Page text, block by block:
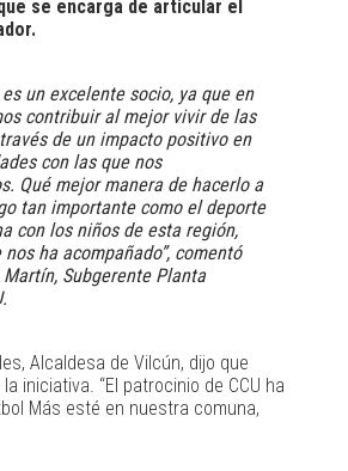
se encarga de articular el
es un excelente socio, ya que en
contribuir al mejor vivir de las
de un impacto positivo en
con las que nos
Qué mejor manera de hacerlo a
tan importante como el deporte
con los niños de esta región,
ha acompañado”, comentó
Subgerente Planta
Alcaldesa de Vilcún, dijo que
iniciativa. “El patrocinio de CCU ha
Más esté en nuestra comuna,